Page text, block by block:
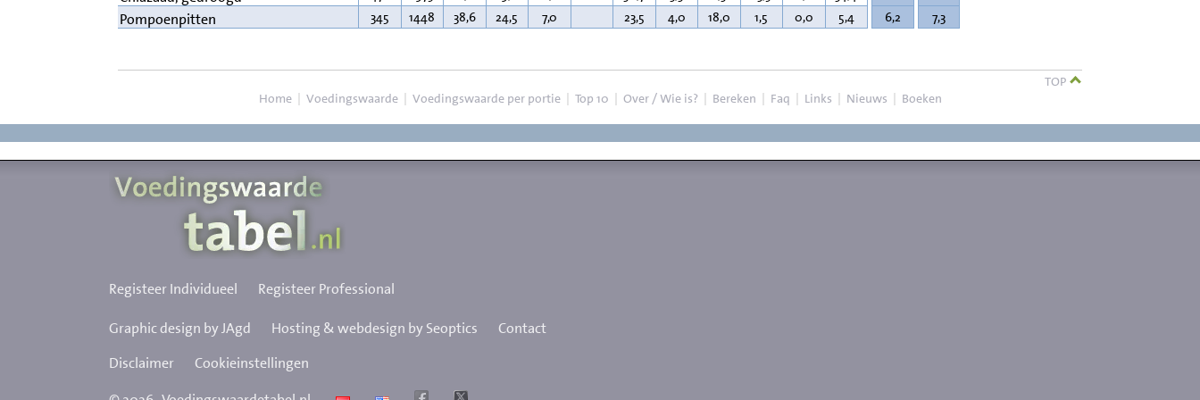
Pompoenpitten 345 1448 38,6 24,5 7,0 23,5 4,0 18,0 1,5 0,0 5,4 6,2 7,3
TOP
Home | Voedingswaarde | Voedingswaarde per portie | Top 10 | Over / Wie is? | Bereken | Faq | Links | Nieuws | Boeken
Registeer Individueel Registeer Professional
Graphic design by JAgd Hosting & webdesign by Seoptics
Contact
Disclaimer
Cookieinstellingen